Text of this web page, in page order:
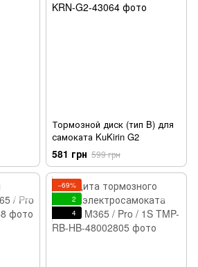
Тормозной диск (тип B) для
самоката KuKirin G2
581 грн 599 грн
−69%
2
4